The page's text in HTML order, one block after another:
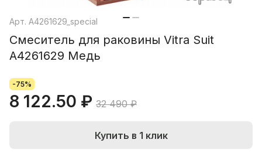
Арт. A4261629_special
Смеситель для раковины Vitra Suit
A4261629 Медь
-75%
8 122.50 ₽ 32 490 ₽
Купить в 1 клик